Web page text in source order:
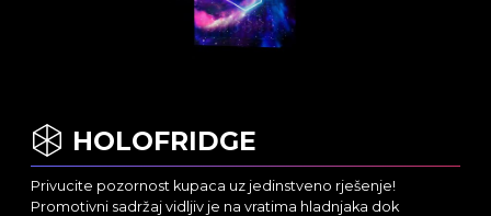
HOLOFRIDGE
Privucite pozornost kupaca uz jedinstveno rješenje!
Promotivni sadržaj vidljiv je na vratima hladnjaka dok